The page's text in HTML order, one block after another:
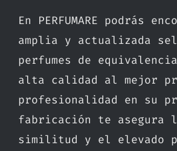
En PERFUMARE podrás
amplia y actualizada
perfumes de
alta calidad al mejor
profesionalidad en su
fabricación te asegura
similitud y el elevado